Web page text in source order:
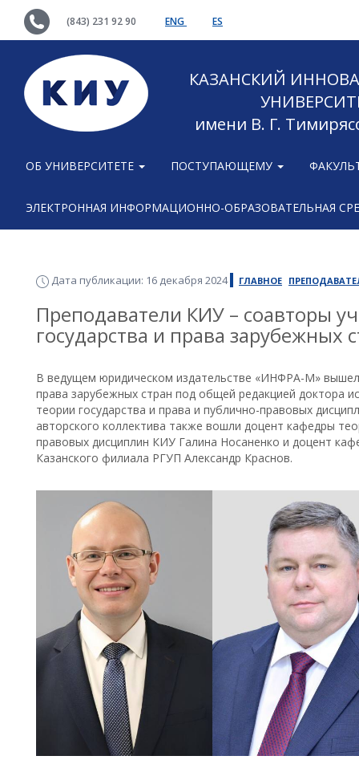
(843) 231 92 90 ENG ES
КАЗАНСКИЙ
имени В. Г.
ОБ УНИВЕРСИТЕТЕ ПОСТУПАЮЩЕМУ
ЭЛЕКТРОННАЯ ИНФОРМАЦИОННО-ОБРАЗОВАТЕЛЬНАЯ
Дата публикации: 16 декабря 2024 ГЛАВНОЕ
Преподаватели КИУ – соавторы
государства и права зарубежных
В ведущем юридическом издательстве «ИНФРА-М» вышел
права зарубежных стран под общей редакцией доктора
теории государства и права и публично-правовых
авторского коллектива также вошли доцент кафедры
правовых дисциплин КИУ Галина Носаненко и доцент
Казанского филиала РГУП Александр Краснов.